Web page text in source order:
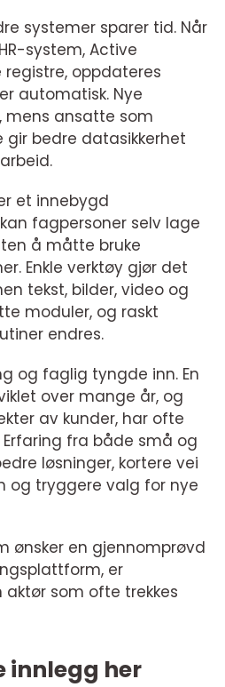
systemer sparer tid. Når
system, Active
oppdateres
automatisk. Nye
mens ansatte som
gir bedre datasikkerhet
et innebygd
fagpersoner selv lage
å måtte bruke
Enkle verktøy gjør det
tekst, bilder, video og
moduler, og raskt
endres.
og faglig tyngde inn. En
over mange år, og
av kunder, har ofte
fra både små og
løsninger, kortere vei
og tryggere valg for nye
ønsker en gjennomprøvd
er
aktør som ofte trekkes
innlegg her